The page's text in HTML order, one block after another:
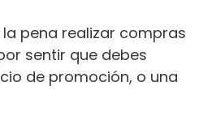
pena realizar compras
sentir que debes
de promoción, o una